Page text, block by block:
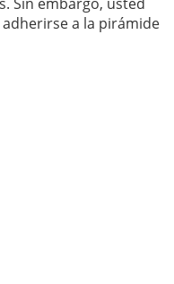
a la pirámide